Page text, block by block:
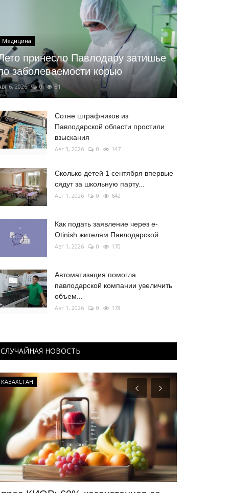
Медицина
принесло Павлодару затишье
заболеваемости корью
6, 2026 0 81
Сотне штрафников из
Павлодарской области простили
взыскания
Авг 3, 2026 0 147
Сколько детей 1 сентября впервые
сядут за школьную парту...
Авг 1, 2026 0 642
Как подать заявление через e-
Otinish жителям Павлодарской...
Авг 1, 2026 0 170
Автоматизация помогла
павлодарской компании увеличить
объем...
Авг 1, 2026 0 178
СЛУЧАЙНАЯ НОВОСТЬ
КАЗАХСТАН